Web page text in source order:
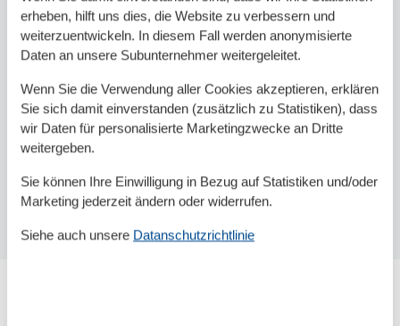
erheben, hilft uns dies, die Website zu verbessern und
weiterzuentwickeln. In diesem Fall werden anonymisierte
Daten an unsere Subunternehmer weitergeleitet.
Wenn Sie die Verwendung aller Cookies akzeptieren, erklären
Sie sich damit einverstanden (zusätzlich zu Statistiken), dass
wir Daten für personalisierte Marketingzwecke an Dritte
weitergeben.
Sie können Ihre Einwilligung in Bezug auf Statistiken und/oder
Marketing jederzeit ändern oder widerrufen.
Siehe auch unsere Datanschutzrichtlinie